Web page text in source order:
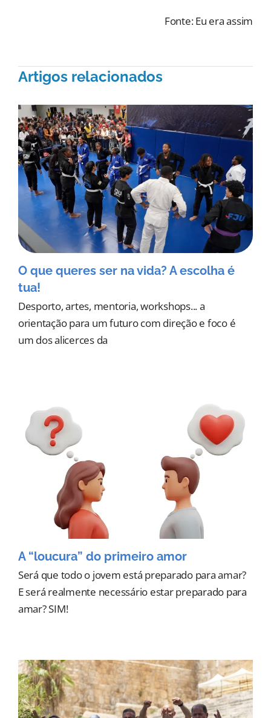
Fonte: Eu era assim
Artigos relacionados
O que queres ser na vida? A escolha é
tua!
Desporto, artes, mentoria, workshops... a
orientação para um futuro com direção e foco é
um dos alicerces da
A “loucura” do primeiro amor
Será que todo o jovem está preparado para amar?
E será realmente necessário estar preparado para
amar? SIM!